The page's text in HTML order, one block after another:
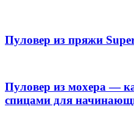
Пуловер из пряжи
Пуловер из мохера —
спицами для